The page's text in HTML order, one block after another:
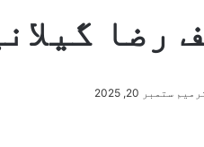
رضا
ستمبر 20, 2025